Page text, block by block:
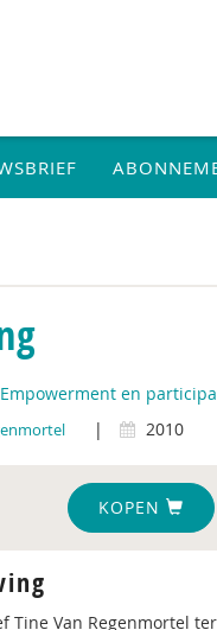
Empowerment en
| 2010
KOPEN
Tine Van Regenmortel